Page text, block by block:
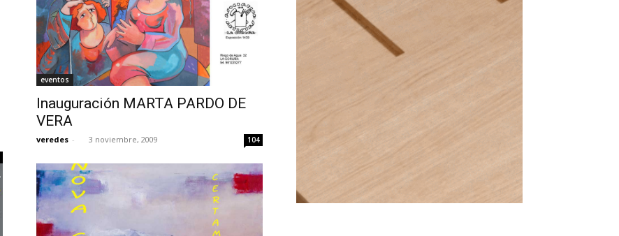
eventos
Inauguración MARTA PARDO DE
veredes - 3 noviembre, 2009 104